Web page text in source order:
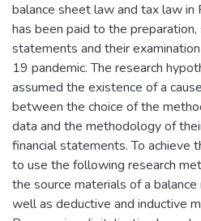
balance sheet law and tax law in
has been paid to the
statements and their
19 pandemic. The research
assumed the existence of a
between the choice of the
data and the methodology of
financial statements. To achieve
to use the following research
the source materials of a
well as deductive and inductive